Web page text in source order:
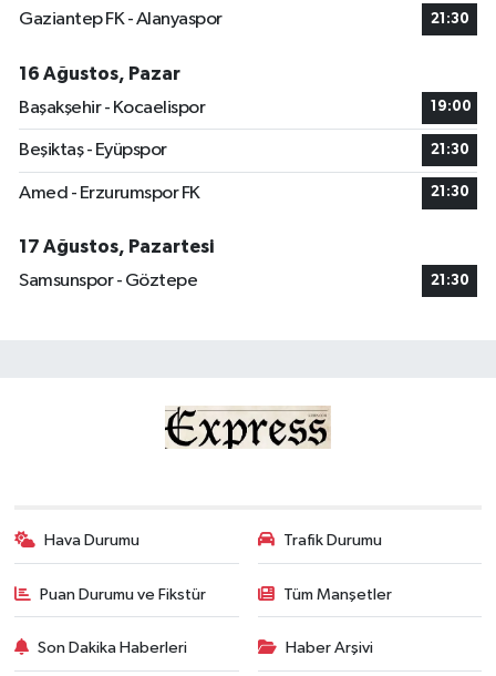
Gaziantep FK - Alanyaspor 21:30
16 Ağustos, Pazar
Başakşehir - Kocaelispor
19:00
Beşiktaş - Eyüpspor 21:30
Amed - Erzurumspor FK 21:30
17 Ağustos, Pazartesi
Samsunspor - Göztepe
21:30
Hava Durumu Trafik Durumu
Puan Durumu ve Fikstür Tüm Manşetler
Son Dakika Haberleri Haber Arşivi